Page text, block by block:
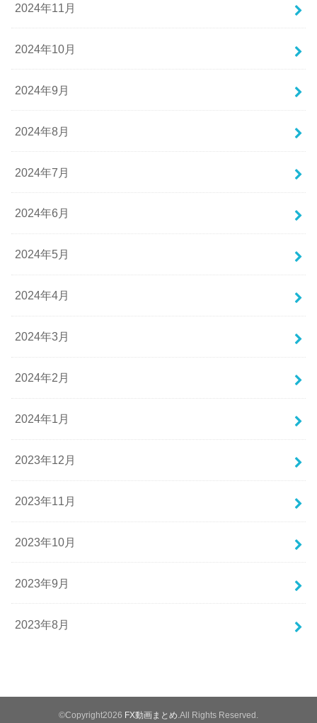
2024年11月
2024年10月
2024年9月
2024年8月
2024年7月
2024年6月
2024年5月
2024年4月
2024年3月
2024年2月
2024年1月
2023年12月
2023年11月
2023年10月
2023年9月
2023年8月
©Copyright2026 FX動画まとめ .All Rights Reserved.